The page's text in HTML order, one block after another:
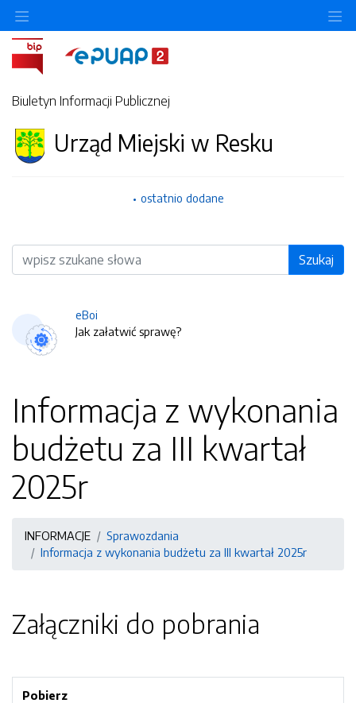
Biuletyn Informacji Publicznej
Urząd Miejski w Resku
ostatnio dodane
Wyszukiwarka Szukaj
eBoi
Jak załatwić sprawę?
Informacja z wykonania
budżetu za III kwartał
2025r
INFORMACJE
Sprawozdania
Informacja z wykonania budżetu za III kwartał 2025r
Załączniki do pobrania
Pobierz